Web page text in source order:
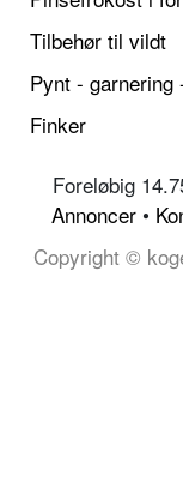
Tilbehør til vildt
Pynt - garnering
Finker
Foreløbig
Annoncer •
Copyright ©